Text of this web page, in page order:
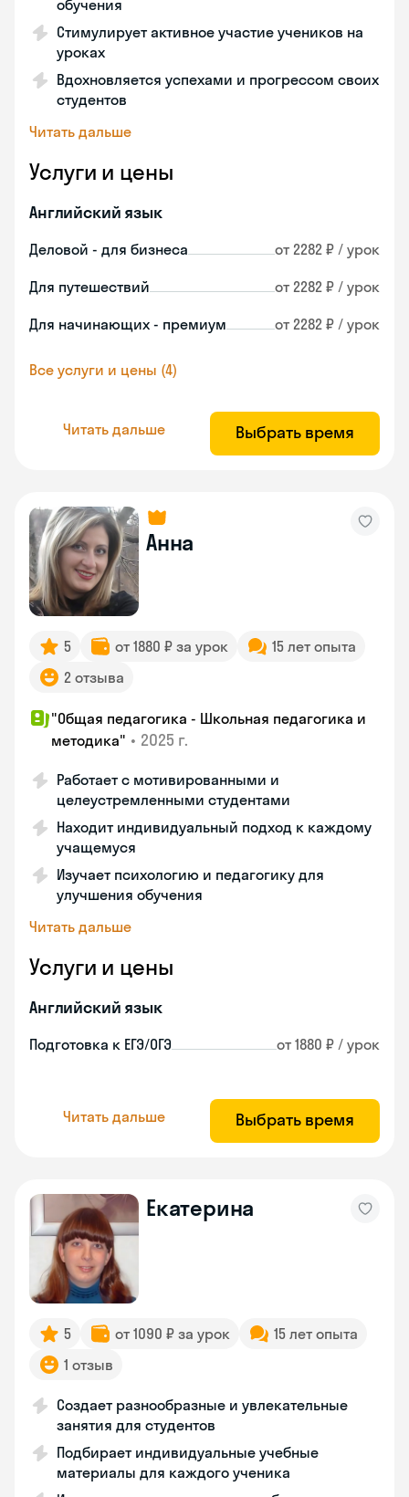
обучения
Стимулирует активное участие учеников на
уроках
Вдохновляется успехами и прогрессом своих
студентов
Читать дальше
Услуги и цены
Английский язык
Деловой - для бизнеса от 2282 ₽ / урок
Для путешествий от 2282 ₽ / урок
Для начинающих - премиум от 2282 ₽ / урок
Все услуги и цены (4)
Читать дальше Выбрать время
Анна
5 от 1880 ₽ за урок
15 лет опыта
2 отзыва
"Общая педагогика - Школьная педагогика и
методика" • 2025 г.
Работает с мотивированными и
целеустремленными студентами
Находит индивидуальный подход к каждому
учащемуся
Изучает психологию и педагогику для
улучшения обучения
Читать дальше
Услуги и цены
Английский язык
Подготовка к ЕГЭ/ОГЭ от 1880 ₽ / урок
Читать дальше Выбрать время
Екатерина
5 от 1090 ₽ за урок
15 лет опыта
1 отзыв
Создает разнообразные и увлекательные
занятия для студентов
Подбирает индивидуальные учебные
материалы для каждого ученика